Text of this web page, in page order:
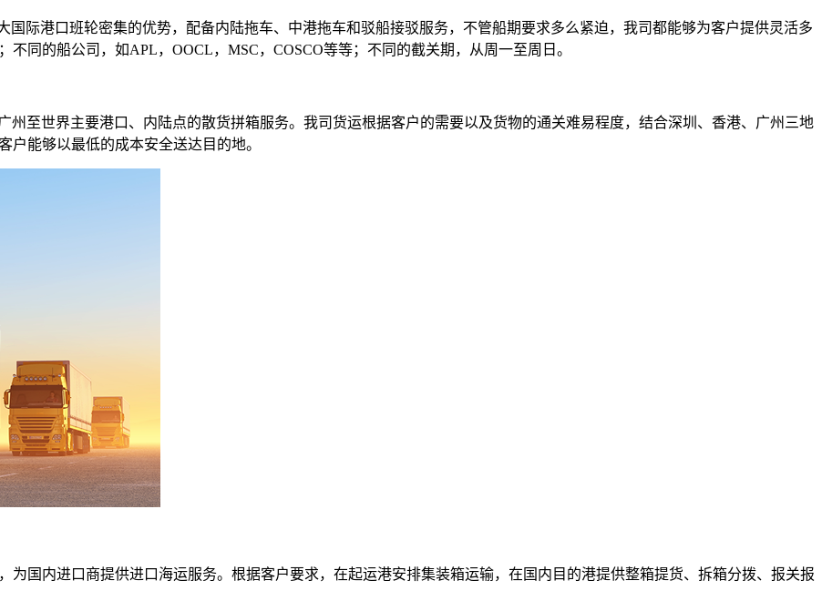
际港口班轮密集的优势，配备内陆拖车、中港拖车和驳船接驳服务，不管船期要求多么紧迫，我司都能够为客户提供灵活多
同的船公司，如APL，OOCL，MSC，COSCO等等；不同的截关期，从周一至周日。
至世界主要港口、内陆点的散货拼箱服务。我司货运根据客户的需要以及货物的通关难易程度，结合深圳、香港、广州三地
能够以最低的成本安全送达目的地。
为国内进口商提供进口海运服务。根据客户要求，在起运港安排集装箱运输，在国内目的港提供整箱提货、拆箱分拨、报关报